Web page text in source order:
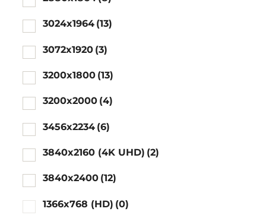
3024x1964 (13)
3072x1920 (3)
3200x1800 (13)
3200x2000 (4)
3456x2234 (6)
3840x2160 (4K UHD) (2)
3840x2400 (12)
1366x768 (HD) (0)